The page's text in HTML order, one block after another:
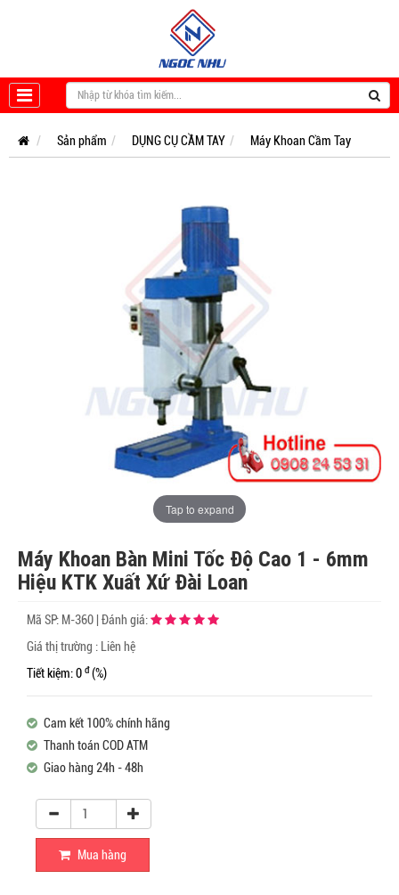
Sản phẩm DỤNG CỤ CẦM TAY Máy Khoan Cầm Tay
Tap to expand
Máy Khoan Bàn Mini Tốc Độ Cao 1 - 6mm
Hiệu KTK Xuất Xứ Đài Loan
Mã SP: M-360 Đánh giá:
Giá thị trường : Liên hệ
Tiết kiệm: 0 đ (%)
Cam kết 100% chính hãng
Thanh toán COD ATM
Giao hàng 24h - 48h
Mua hàng